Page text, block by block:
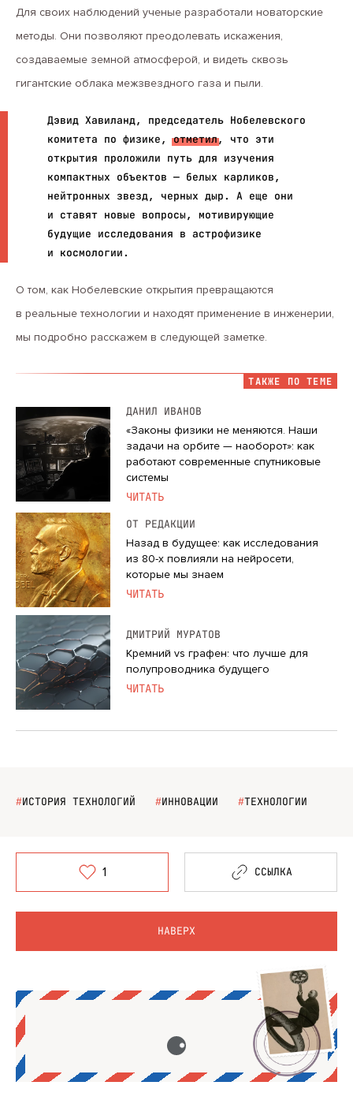
Для своих наблюдений ученые разработали новаторские
методы. Они позволяют преодолевать искажения,
создаваемые земной атмосферой, и видеть сквозь
гигантские облака межзвездного газа и пыли.
Дэвид Хавиланд, председатель Нобелевского
комитета по физике,отметил, что эти
открытия проложили путь для изучения
компактных объектов — белых карликов,
нейтронных звезд, черных дыр. А еще они
и ставят новые вопросы, мотивирующие
будущие исследования в астрофизике
и космологии.
О том, как Нобелевские открытия превращаются
в реальные технологии и находят применение в инженерии,
мы подробно расскажем в следующей заметке.
ТАКЖЕ ПО ТЕМЕ
ДАНИЛ ИВАНОВ
«Законы физики не меняются. Наши
задачи на орбите — наоборот»: как
работают современные спутниковые
системы
ЧИТАТЬ
ОТ РЕДАКЦИИ
Назад в будущее: как исследования
из 80-х повлияли на нейросети,
которые мы знаем
ЧИТАТЬ
ДМИТРИЙ МУРАТОВ
Кремний vs графен: что лучше для
полупроводника будущего
ЧИТАТЬ
#ИСТОРИЯ ТЕХНОЛОГИЙ #ИННОВАЦИИ #ТЕХНОЛОГИИ
1 ССЫЛКА
НАВЕРХ